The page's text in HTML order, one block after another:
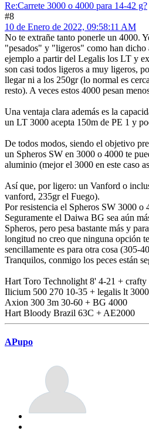
Re:Carrete 3000 o 4000 para 14-42 g?
#8
10 de Enero de 2022, 09:58:11 AM
No te extrañe tanto ponerle un 4000.
"pesados" y "ligeros" como han
ejemplo a partir del Legalis los LT y
son casi todos ligeros a muy ligeros,
llegar ni a los 250gr (lo normal es
resto). A veces estos 4000 pesan
Una ventaja clara además es la
un LT 3000 acepta 150m de PE 1 y
De todos modos, siendo el objetivo
un Spheros SW en 3000 o 4000 te
aluminio (mejor el 3000 en este caso
Así que, por ligero: un Vanford o
vanford, 235gr el Fuego).
Por resistencia el Spheros SW 3000 o
Seguramente el Daiwa BG sea aún
Spheros, pero pesa bastante más y
longitud no creo que ninguna opción
sencillamente es para otra cosa (305-
Tranquilos, conmigo los peces están
Hart Toro Technolight 8' 4-21 + crafty
Ilicium 500 270 10-35 + legalis lt
Axion 300 3m 30-60 + BG 4000
Hart Bloody Brazil 63C + AE2000
APupo